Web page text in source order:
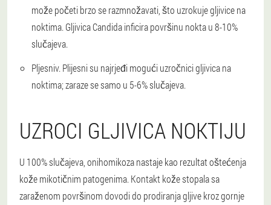
može početi brzo se razmnožavati, što uzrokuje gljivice na
noktima. Gljivica Candida inficira površinu nokta u 8-10%
slučajeva.
Pljesniv. Plijesni su najrjeđi mogući uzročnici gljivica na
noktima; zaraze se samo u 5-6% slučajeva.
UZROCI GLJIVICA NOKTIJU
U 100% slučajeva, onihomikoza nastaje kao rezultat oštećenja
kože mikotičnim patogenima. Kontakt kože stopala sa
zaraženom površinom dovodi do prodiranja gljive kroz gornje